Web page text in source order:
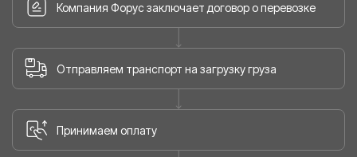
Компания Форус заключает договор о перевозке
Отправляем транспорт на загрузку груза
Принимаем оплату